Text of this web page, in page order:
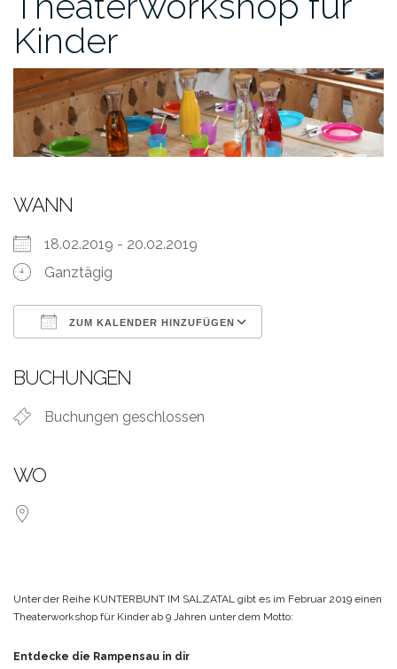
Kinder
WANN
18.02.2019 - 20.02.2019
Ganztägig
ZUM KALENDER HINZUFÜGEN
BUCHUNGEN
Buchungen geschlossen
WO
Unter der Reihe KUNTERBUNT IM SALZATAL gibt es im Februar 2019 einen
Theaterworkshop für Kinder ab 9 Jahren unter dem Motto:
Entdecke die Rampensau in dir